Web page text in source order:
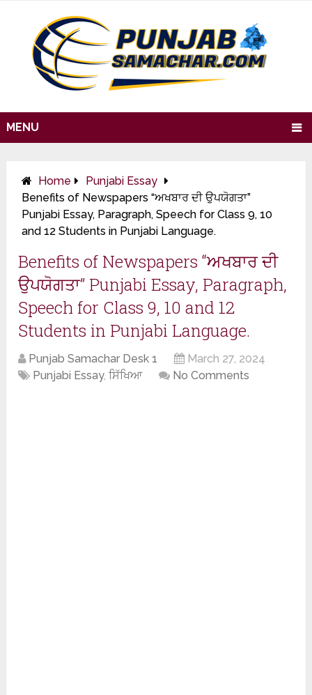
MENU
Home
Punjabi Essay
Benefits of Newspapers “ਅਖਬਾਰ ਦੀ ਉਪਯੋਗਤਾ”
Punjabi Essay, Paragraph, Speech for Class 9, 10
and 12 Students in Punjabi Language.
Benefits of Newspapers “ਅਖਬਾਰ ਦੀ
ਉਪਯੋਗਤਾ” Punjabi Essay, Paragraph,
Speech for Class 9, 10 and 12
Students in Punjabi Language.
Punjab Samachar Desk 1
March 27, 2024
Punjabi Essay,ਸਿੱਖਿਆ No Comments